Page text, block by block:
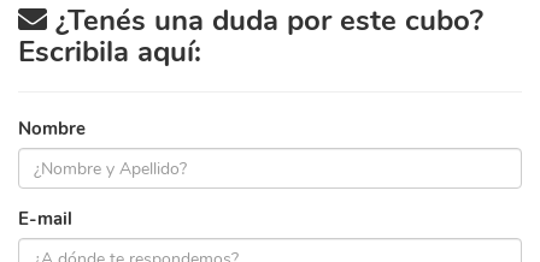
¿Tenés una duda por este cubo?
Escribila aquí:
Nombre
E-mail